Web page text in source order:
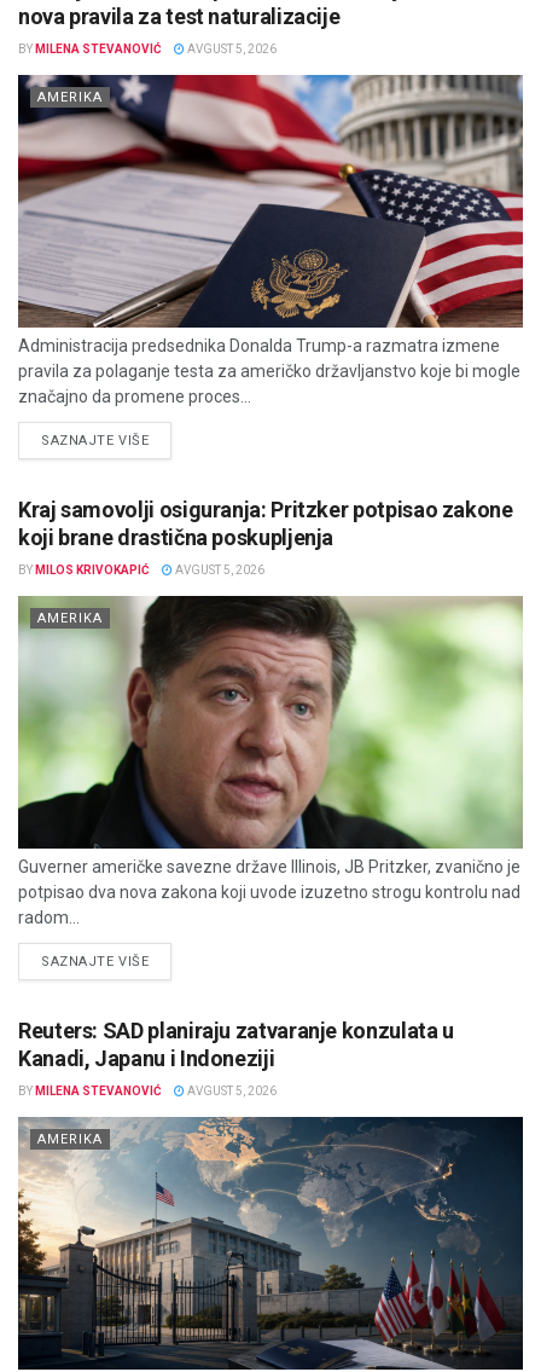
nova pravila za test naturalizacije
BY MILENA STEVANOVIĆ AVGUST 5, 2026
AMERIKA
Administracija predsednika Donalda Trump-a razmatra izmene
pravila za polaganje testa za američko državljanstvo koje bi mogle
značajno da promene proces...
SAZNAJTE VIŠEDETAILS
Kraj samovolji osiguranja: Pritzker potpisao zakone
koji brane drastična poskupljenja
BY MILOS KRIVOKAPIĆ AVGUST 5, 2026
AMERIKA
Guverner američke savezne države Illinois, JB Pritzker, zvanično je
potpisao dva nova zakona koji uvode izuzetno strogu kontrolu nad
radom...
SAZNAJTE VIŠEDETAILS
Reuters: SAD planiraju zatvaranje konzulata u
Kanadi, Japanu i Indoneziji
BY MILENA STEVANOVIĆ AVGUST 5, 2026
AMERIKA